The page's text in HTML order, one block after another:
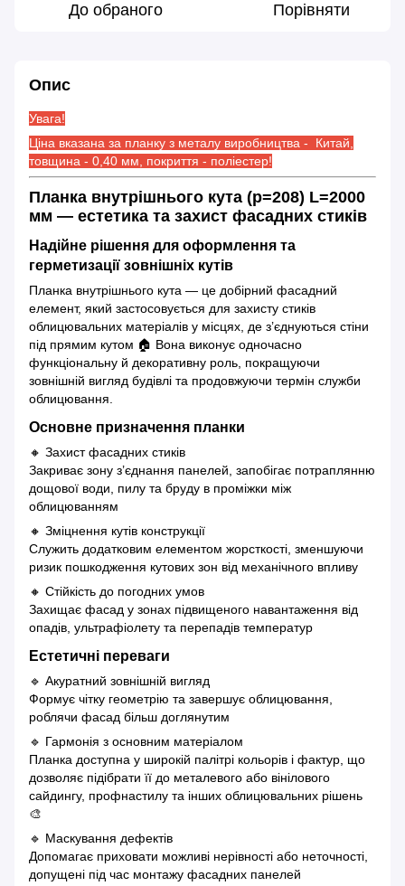
До обраного Порівняти
Опис
Увага!
Ціна вказана за планку з металу виробництва - Китай,
товщина - 0,40 мм, покриття - поліестер!
Планка внутрішнього кута (р=208) L=2000
мм — естетика та захист фасадних стиків
Надійне рішення для оформлення та
герметизації зовнішніх кутів
Планка внутрішнього кута — це добірний фасадний
елемент, який застосовується для захисту стиків
облицювальних матеріалів у місцях, де з’єднуються стіни
під прямим кутом 🏠 Вона виконує одночасно
функціональну й декоративну роль, покращуючи
зовнішній вигляд будівлі та продовжуючи термін служби
облицювання.
Основне призначення планки
🔸 Захист фасадних стиків
Закриває зону з’єднання панелей, запобігає потраплянню
дощової води, пилу та бруду в проміжки між
облицюванням
🔸 Зміцнення кутів конструкції
Служить додатковим елементом жорсткості, зменшуючи
ризик пошкодження кутових зон від механічного впливу
🔸 Стійкість до погодних умов
Захищає фасад у зонах підвищеного навантаження від
опадів, ультрафіолету та перепадів температур
Естетичні переваги
🔹 Акуратний зовнішній вигляд
Формує чітку геометрію та завершує облицювання,
роблячи фасад більш доглянутим
🔹 Гармонія з основним матеріалом
Планка доступна у широкій палітрі кольорів і фактур, що
дозволяє підібрати її до металевого або вінілового
сайдингу, профнастилу та інших облицювальних рішень
🎨
🔹 Маскування дефектів
Допомагає приховати можливі нерівності або неточності,
допущені під час монтажу фасадних панелей